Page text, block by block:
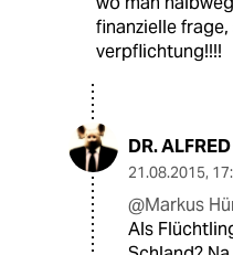
finanzielle
verpflichtung!!!!
DR.
21.08.2015,
@Markus
Als